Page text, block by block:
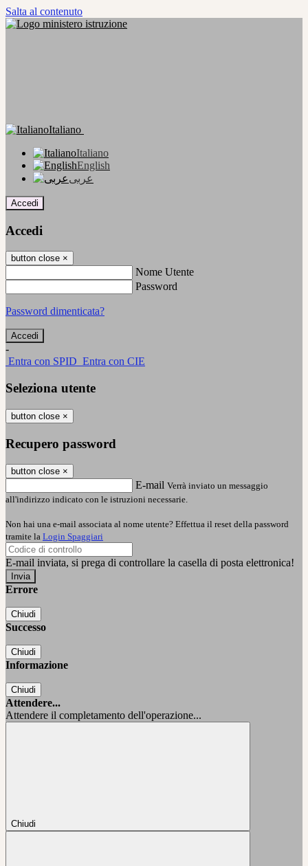
Salta al contenuto
Italiano
Italiano
English
عربى
Accedi
Accedi
button close ×
Nome Utente
Password
Password dimenticata?
-
Entra con SPID Entra con CIE
Seleziona utente
button close ×
Recupero password
button close ×
E-mail Verrà inviato un messaggio
all'indirizzo indicato con le istruzioni necessarie.
Non hai una e-mail associata al nome utente? Effettua il reset della password
tramite la Login Spaggiari
E-mail inviata, si prega di controllare la casella di posta elettronica!
Errore
Chiudi
Successo
Chiudi
Informazione
Chiudi
Attendere...
Attendere il completamento dell'operazione...
Chiudi